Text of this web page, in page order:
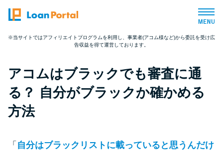
トップページ
おすすめコンテンツ
※当サイトではアフィリエイトプログラムを利用し、事業者(アコム様など)から委託を受け広
告収益を得て運営しております。
アコムはブラックでも審査に通
る？ 自分がブラックか確かめる
方法
「 自分はブラックリストに載っていると思うんだけ